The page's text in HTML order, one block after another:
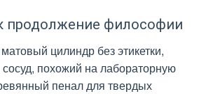
продолжение философии
цилиндр без этикетки,
похожий на лабораторную
пенал для твердых